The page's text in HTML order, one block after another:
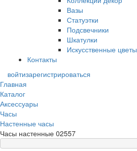
Вазы
Статуэтки
Подсвечники
Шкатулки
Искусственные цветы
Контакты
войтизарегистрироваться
Главная
Каталог
Аксессуары
Часы
Настенные часы
Часы настенные 02557